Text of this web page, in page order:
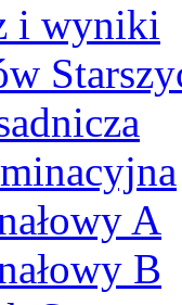
i wyniki
A
B